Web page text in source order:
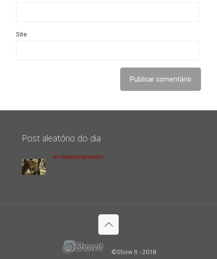
Site
Post aleatório do dia
In-relacionamento
©Show It - 2018